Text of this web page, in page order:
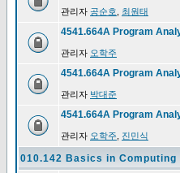
관리자 공순호 최원태
4541.664A Program
관리자 오학주
4541.664A Program
관리자 박대준
4541.664A Program
관리자 오학주 진민식
010.142 Basics in Computing